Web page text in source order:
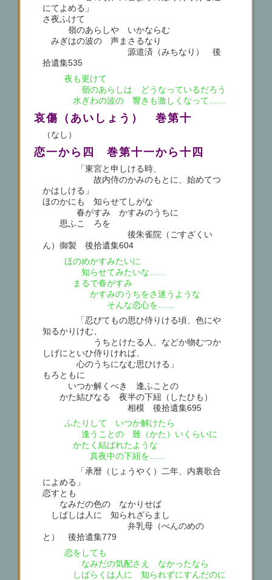
にてよめる」
さ夜ふけて
嶺のあらしや いかならむ
みぎはの波の 声まさるなり
源道済（みちなり） 後
拾遺集535
夜も更けて
嶺のあらしは どうなっているだろう
水ぎわの波の 響きも激しくなって……
哀傷（あいしょう） 巻第十
（なし）
恋一から四 巻第十一から十四
「東宮と申しける時、
故内侍のかみのもとに、始めてつ
かはしける」
ほのかにも 知らせてしがな
春がすみ かすみのうちに
思ふこゝろを
後朱雀院（ごすざくい
ん）御製 後拾遺集604
ほのめかすみたいに
知らせてみたいな……
まるで春がすみ
かすみのうちをさ迷うような
そんな恋心を……
「忍びてもの思ひ侍りける頃、色にや
知るかりけむ、
うちとけたる人、などか物むつか
しげにといひ侍りければ、
心のうちになむ思ひける」
もろともに
いつか解くべき 逢ふことの
かた結びなる 夜半の下紐（したひも）
相模 後拾遺集695
ふたりして いつか解けたら
逢うことの 難（かた）いくらいに
かたく結ばれたような
真夜中の下紐を……
「承暦（じょうやく）二年、内裏歌合
によめる」
恋すとも
なみだの色の なかりせば
しばしは人に 知られざらまし
弁乳母（べんのめの
と） 後拾遺集779
恋をしても
なみだの気配さえ なかったなら
しばらくは人に 知られずにすんだのに